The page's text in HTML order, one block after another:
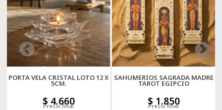
PORTA VELA CRISTAL LOTO 12 X
5CM.
$ 4.660
Precio final
SAHUMERIOS SAGRADA MADRE
TAROT EGIPCIO
$ 1.850
Precio final